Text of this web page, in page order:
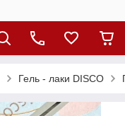
Гель - лаки DISCO